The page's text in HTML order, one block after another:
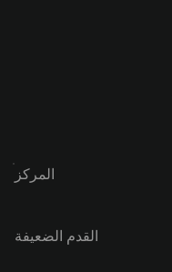
المركز
القدم الضعيفة